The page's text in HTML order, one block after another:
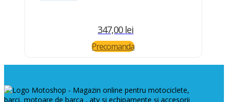
347,00 lei
Precomanda